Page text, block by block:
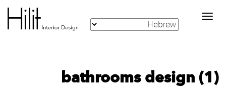
Toggle
navigation
bathrooms design (1)